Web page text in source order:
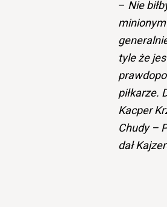
– Nie
tyle że
piłkarze.
Kacper
Chudy –
dał